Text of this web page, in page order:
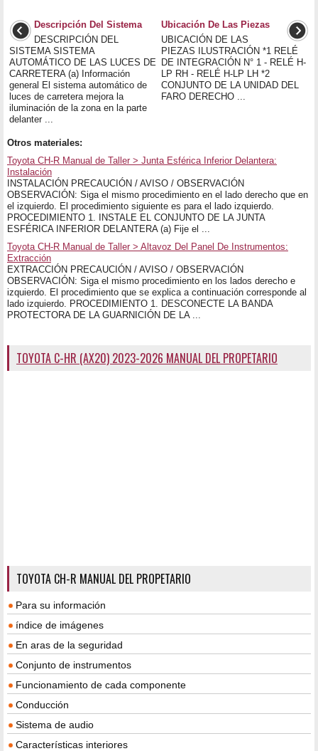
Descripción Del Sistema
DESCRIPCIÓN DEL
SISTEMA SISTEMA
AUTOMÁTICO DE LAS LUCES DE
CARRETERA (a) Información
general El sistema automático de
luces de carretera mejora la
iluminación de la zona en la parte
delanter ...
Ubicación De Las Piezas
UBICACIÓN DE LAS
PIEZAS ILUSTRACIÓN *1 RELÉ
DE INTEGRACIÓN N° 1 - RELÉ H-
LP RH - RELÉ H-LP LH *2
CONJUNTO DE LA UNIDAD DEL
FARO DERECHO ...
Otros materiales:
Toyota CH-R Manual de Taller > Junta Esférica Inferior Delantera:
Instalación
INSTALACIÓN PRECAUCIÓN / AVISO / OBSERVACIÓN
OBSERVACIÓN: Siga el mismo procedimiento en el lado derecho que en
el izquierdo. El procedimiento siguiente es para el lado izquierdo.
PROCEDIMIENTO 1. INSTALE EL CONJUNTO DE LA JUNTA
ESFÉRICA INFERIOR DELANTERA (a) Fije el ...
Toyota CH-R Manual de Taller > Altavoz Del Panel De Instrumentos:
Extracción
EXTRACCIÓN PRECAUCIÓN / AVISO / OBSERVACIÓN
OBSERVACIÓN: Siga el mismo procedimiento en los lados derecho e
izquierdo. El procedimiento que se explica a continuación corresponde al
lado izquierdo. PROCEDIMIENTO 1. DESCONECTE LA BANDA
PROTECTORA DE LA GUARNICIÓN DE LA ...
TOYOTA C-HR (AX20) 2023-2026 MANUAL DEL PROPETARIO
TOYOTA CH-R MANUAL DEL PROPETARIO
Para su información
índice de imágenes
En aras de la seguridad
Conjunto de instrumentos
Funcionamiento de cada componente
Conducción
Sistema de audio
Características interiores